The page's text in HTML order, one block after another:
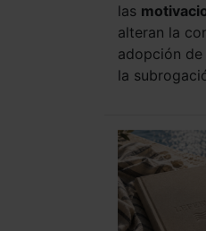
las
alteran la
adopción
la